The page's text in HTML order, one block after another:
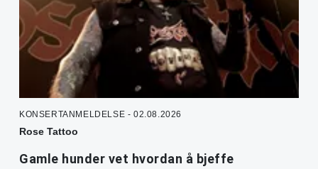
KONSERTANMELDELSE - 02.08.2026
Rose Tattoo
Gamle hunder vet hvordan å bjeffe